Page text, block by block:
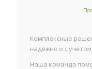
Комплексные
надёжно и с
Наша команда